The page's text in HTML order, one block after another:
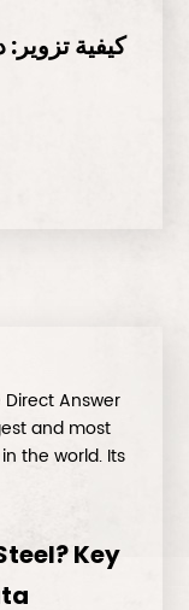
كيفية
Answer
and most
the world. Its
Key